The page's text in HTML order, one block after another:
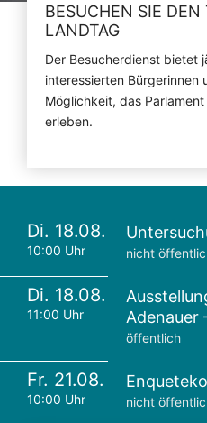
BESUCHEN SIE DEN
LANDTAG
Der Besucherdienst bietet
interessierten Bürgerinnen
Möglichkeit, das
erleben.
Di. 18.08.
10:00 Uhr nicht
Di. 18.08.
11:00 Uhr
Adenauer
öffentlich
Fr. 21.08.
10:00 Uhr nicht